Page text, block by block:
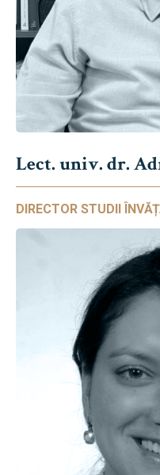
Lect. univ. dr.
DIRECTOR STUDII